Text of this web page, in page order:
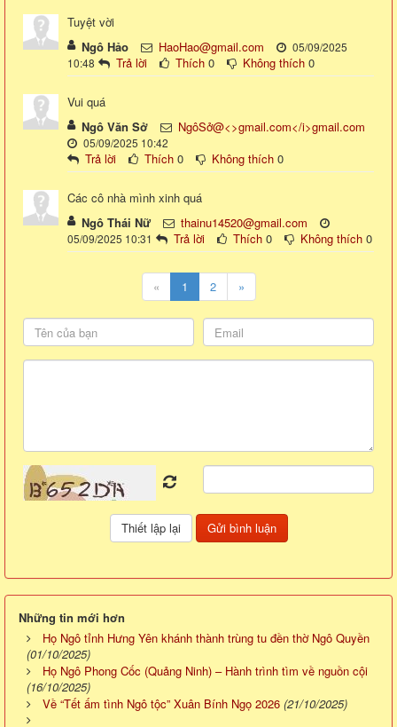
Tuyệt vời
Ngô Hảo
HaoHao@gmail.com
05/09/2025
10:48
Trả lời Thích 0 Không thích 0
Vui quá
Ngô Văn Sở
NgôSở@<>gmail.com</i>gmail.com
05/09/2025 10:42
Trả lời Thích 0 Không thích 0
Các cô nhà mình xinh quá
Ngô Thái Nữ
thainu14520@gmail.com
05/09/2025 10:31 Trả lời Thích 0 Không thích 0
« 1 2 »
Những tin mới hơn
Họ Ngô tỉnh Hưng Yên khánh thành trùng tu đền thờ Ngô Quyền
(01/10/2025)
Họ Ngô Phong Cốc (Quảng Ninh) – Hành trình tìm về nguồn cội
(16/10/2025)
Về “Tết ấm tình Ngô tộc” Xuân Bính Ngọ 2026 (21/10/2025)